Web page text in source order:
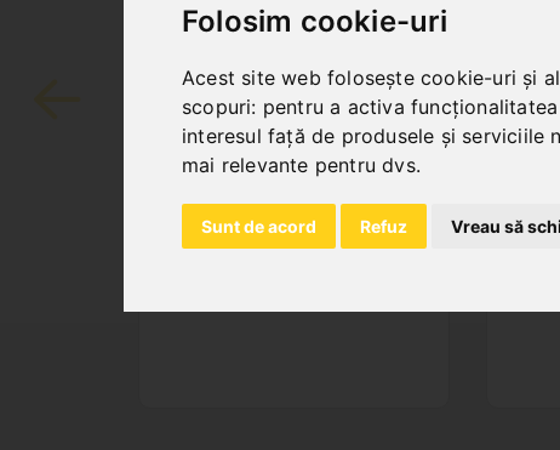
Folosim cookie-uri
Acest site web folosește cookie-uri și
scopuri: pentru a activa
interesul față de produsele și serviciile
mai relevante pentru dvs.
Sunt de acord Refuz Vreau să
SAW BAND BIFLEX
4290 X 34 X 1,1 -
VARIO 4/6 TPI
Art. No. : 47-1283
Price on request
Art.